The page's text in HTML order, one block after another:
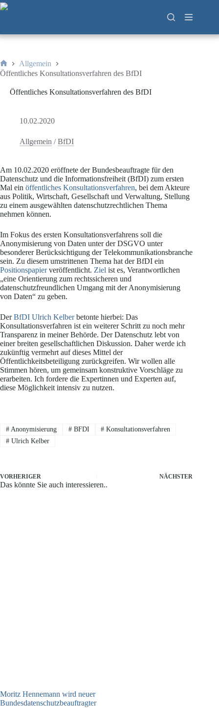
Zum
Inhalt
Start
Allgemein
Öffentliches Konsultationsverfahren des BfDI
Öffentliches Konsultationsverfahren des BfDI
10.02.2020
Allgemein /BfDI
Am 10.02.2020 eröffnete der Bundesbeauftragte für den
Datenschutz und die Informationsfreiheit (BfDI) zum ersten
Mal ein öffentliches Konsultationsverfahren, bei dem Akteure
aus Politik, Wirtschaft, Gesellschaft und Verwaltung, Stellung
zu einem ausgewählten datenschutzrechtlichen Thema
nehmen können.
Im Fokus des ersten Konsultationsverfahrens soll die
Anonymisierung von Daten unter der DSGVO unter
besonderer Berücksichtigung der Telekommunikationsbranche
sein. Zu diesem umstrittenen Thema hat der BfDI ein
Positionspapierveröffentlicht. Ziel ist es, Verantwortlichen
„eine Orientierung zum rechtssicheren und
datenschutzfreundlichen Umgang mit der Anonymisierung
von Daten“ zu geben.
DerBfDI Ulrich Kelberbetonte hierbei: Das
Konsultationsverfahren ist ein weiterer Schritt zu noch mehr
Transparenz in meiner Behörde. Der Datenschutz lebt von
einer breiten gesellschaftlichen Diskussion. Daher werde ich
zukünftig vermehrt auf dieses Mittel der
Öffentlichkeitsbeteiligung zurückgreifen. Wir wollen alle
Stimmen hören, um gemeinsam konstruktive Vorschläge zu
erarbeiten. Ich fordere die Expertinnen und Experten auf,
diese Möglichkeit intensiv zu nutzen.
#Anonymisierung #BFDI # Konsultationsverfahren
#Ulrich Kelber
VORHERIGER NÄCHSTER
Das könnte Sie auch interessieren..
Moritz Hennemann wird neuer
Bundesdatenschutzbeauftragter